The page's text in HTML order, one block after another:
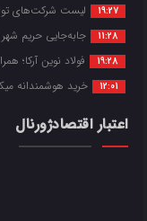
19:27 لیست شرکت‌های
11:28 جابه‌جایی حریم شهر
19:28 فولاد نوین آرکا؛
12:01 خرید هوشمندانه
اعتبار اقتصادژورنال